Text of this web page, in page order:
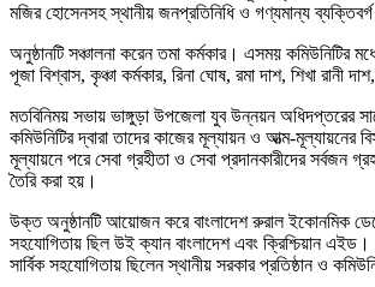
মজির হোসেনসহ স্থানীয় জনপ্রতিনিধি ও গণ্যমান্য
অনুষ্ঠানটি সঞ্চালনা করেন তমা কর্মকার। এসময় কমিউনিটির
পূজা বিশ্বাস, কৃঞ্চা কর্মকার, রিনা ঘোষ, রমা দাশ, শিখা রানী
মতবিনিময় সভায় ভাঙ্গুড়া উপজেলা যুব উন্নয়ন অধিদপ্তরের
কমিউনিটির দ্বারা তাদের কাজের মূল্যায়ন ও আত্ম-মূল্যায়নের
মূল্যায়নে পরে সেবা গ্রহীতা ও সেবা প্রদানকারীদের সর্বজন
তৈরি করা হয়।
উক্ত অনুষ্ঠানটি আয়োজন করে বাংলাদেশ রুরাল ইকোনমিক
সহযোগিতায় ছিল উই ক্যান বাংলাদেশ এবং ক্রিশ্চিয়ান এইড।
সার্বিক সহযোগিতায় ছিলেন স্থানীয় সরকার প্রতিষ্ঠান ও